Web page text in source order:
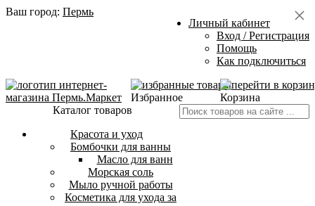
Ваш город: Пермь
Личный кабинет
Вход / Регистрация
Помощь
Как подключиться
Избранное
Корзина
Каталог товаров
Красота и уход
Бомбочки для ванны
Масло для ванн
Морская соль
Мыло ручной работы
Косметика для ухода за